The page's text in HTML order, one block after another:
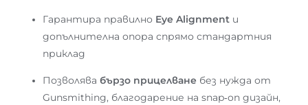
Гарантира правилно Eye Alignment и
допълнителна опора спрямо стандартния
приклад
Позволявабързо прицелване без нужда от
Gunsmithing, благодарение на snap‑on дизайн,